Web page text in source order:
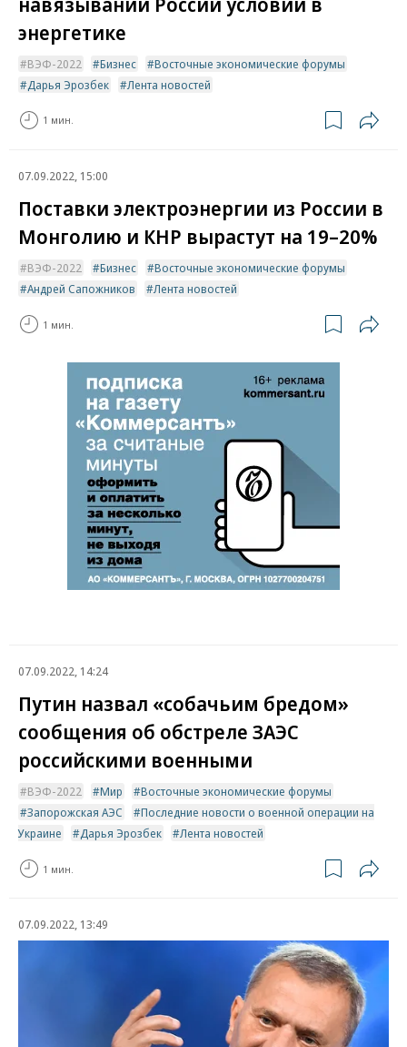
энергетике
ВЭФ-2022 Бизнес
Восточные экономические форумы
Дарья Эрозбек
Лента новостей
1 мин.
07.09.2022, 15:00
Поставки электроэнергии из России в
Монголию и КНР вырастут на 19–20%
ВЭФ-2022 Бизнес
Восточные экономические форумы
Андрей Сапожников
Лента новостей
1 мин.
07.09.2022, 14:24
Путин назвал «собачьим бредом»
сообщения об обстреле ЗАЭС
российскими военными
ВЭФ-2022 Мир
Восточные экономические форумы
Запорожская АЭС
Последние новости о военной операции на
Украине
Дарья Эрозбек Лента новостей
1 мин.
07.09.2022, 13:49